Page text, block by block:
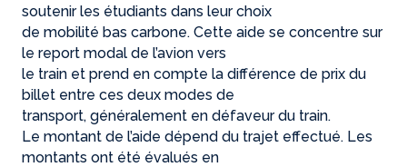
soutenir les étudiants dans leur choix
de mobilité bas carbone. Cette aide se concentre sur
le report modal de l’avion vers
le train et prend en compte la différence de prix du
billet entre ces deux modes de
transport, généralement en défaveur du train.
Le montant de l’aide dépend du trajet effectué. Les
montants ont été évalués en